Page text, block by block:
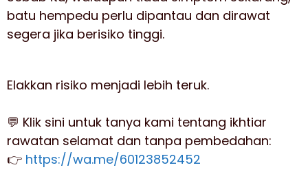
batu hempedu perlu dipantau dan dirawat
segera jika berisiko tinggi.
Elakkan risiko menjadi lebih teruk.
💬 Klik sini untuk tanya kami tentang ikhtiar
rawatan selamat dan tanpa pembedahan:
👉 https://wa.me/60123852452